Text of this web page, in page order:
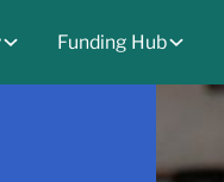
Funding Hub